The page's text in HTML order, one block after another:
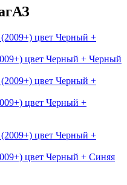
цвет Черный + Черный
цвет Черный +
цвет Черный + Синяя